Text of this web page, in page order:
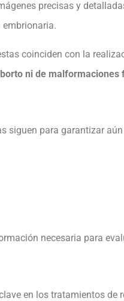
precisas y
embrionaria.
coinciden con la
ni de malformaciones
siguen para garantizar
necesaria para
en los tratamientos de